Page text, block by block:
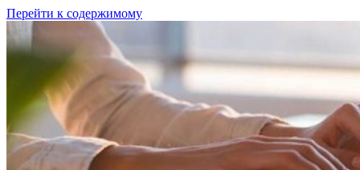
Перейти к содержимому